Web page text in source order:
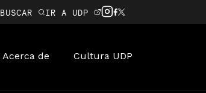
BUSCAR IR A UDP
Acerca de Cultura UDP